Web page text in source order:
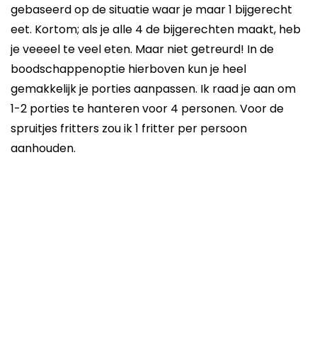
gebaseerd op de situatie waar je maar 1 bijgerecht
eet. Kortom; als je alle 4 de bijgerechten maakt, heb
je veeeel te veel eten. Maar niet getreurd! In de
boodschappenoptie hierboven kun je heel
gemakkelijk je porties aanpassen. Ik raad je aan om
1-2 porties te hanteren voor 4 personen. Voor de
spruitjes fritters zou ik 1 fritter per persoon
aanhouden.